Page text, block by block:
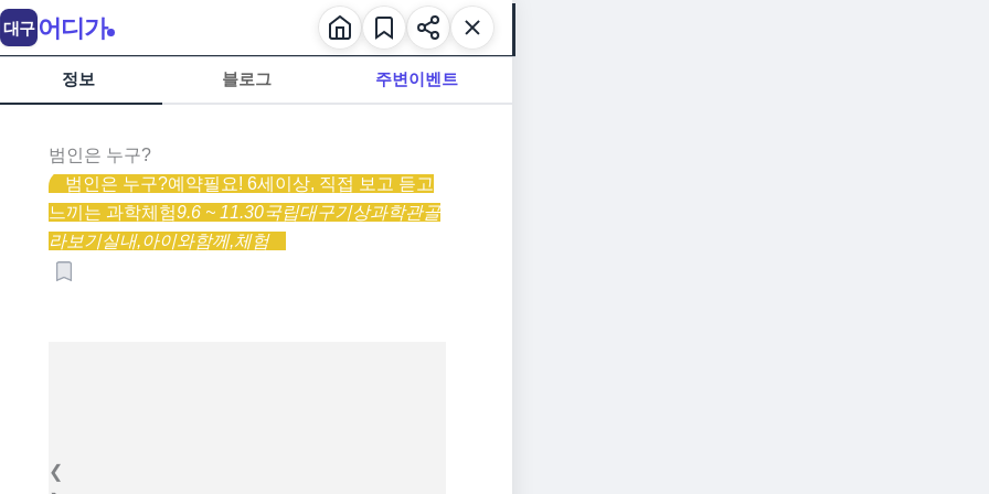
정보 블로그 주변이벤트
범인은 누구?
범인은 누구?예약필요! 6세이상, 직접 보고 듣고
느끼는 과학체험9.6 ~ 11.30국립대구기상과학관골
라보기실내,아이와함께,체험
❮
대구 어디가